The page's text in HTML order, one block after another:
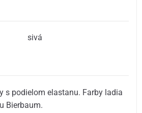
sivá
s podielom elastanu. Farby ladia
Bierbaum.